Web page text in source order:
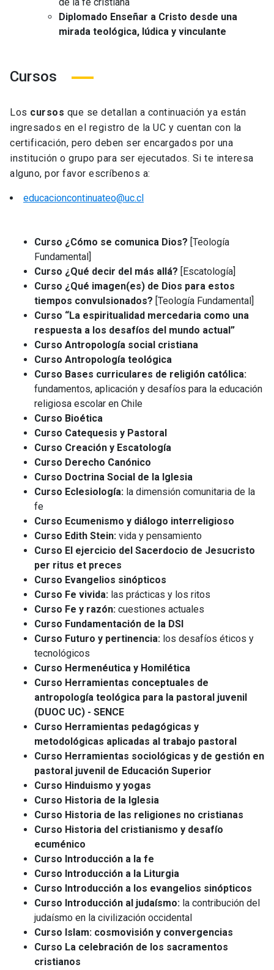
Diplomado Enseñar a Cristo desde una
mirada teológica, lúdica y vinculante
Cursos
Los cursos que se detallan a continuación ya están
ingresados en el registro de la UC y cuentan con la
certificación, pero deben ser encargados por una
institución o grupo para ser ejecutados. Si te interesa
alguno, por favor escríbenos a:
educacioncontinuateo@uc.cl
Curso ¿Cómo se comunica Dios? [Teología
Fundamental]
Curso ¿Qué decir del más allá? [Escatología]
Curso ¿Qué imagen(es) de Dios para estos
tiempos convulsionados? [Teología Fundamental]
Curso “La espiritualidad mercedaria como una
respuesta a los desafíos del mundo actual”
Curso Antropología social cristiana
Curso Antropología teológica
Curso Bases curriculares de religión católica:
fundamentos, aplicación y desafíos para la educación
religiosa escolar en Chile
Curso Bioética
Curso Catequesis y Pastoral
Curso Creación y Escatología
Curso Derecho Canónico
Curso Doctrina Social de la Iglesia
Curso Eclesiología: la dimensión comunitaria de la
fe
Curso Ecumenismo y diálogo interreligioso
Curso Edith Stein: vida y pensamiento
Curso El ejercicio del Sacerdocio de Jesucristo
per ritus et preces
Curso Evangelios sinópticos
Curso Fe vivida: las prácticas y los ritos
Curso Fe y razón: cuestiones actuales
Curso Fundamentación de la DSI
Curso Futuro y pertinencia: los desafíos éticos y
tecnológicos
Curso Hermenéutica y Homilética
Curso Herramientas conceptuales de
antropología teológica para la pastoral juvenil
(DUOC UC) - SENCE
Curso Herramientas pedagógicas y
metodológicas aplicadas al trabajo pastoral
Curso Herramientas sociológicas y de gestión en
pastoral juvenil de Educación Superior
Curso Hinduismo y yogas
Curso Historia de la Iglesia
Curso Historia de las religiones no cristianas
Curso Historia del cristianismo y desafío
ecuménico
Curso Introducción a la fe
Curso Introducción a la Liturgia
Curso Introducción a los evangelios sinópticos
Curso Introducción al judaísmo: la contribución del
judaísmo en la civilización occidental
Curso Islam: cosmovisión y convergencias
Curso La celebración de los sacramentos
cristianos